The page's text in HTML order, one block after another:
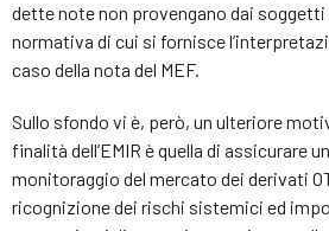
dette note non provengano dai
normativa di cui si fornisce
caso della nota del MEF.
Sullo sfondo vi è, però, un ulteriore
finalità dell’EMIR è quella di assicurare
monitoraggio del mercato dei derivati
ricognizione dei rischi sistemici ed